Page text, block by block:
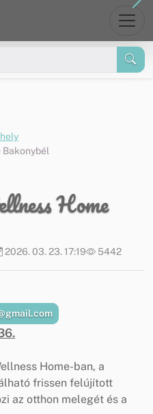
Bakonybél
Home
2026. 03. 23. 17:19 5442
Home-ban, a
frissen felújított
az otthon melegét és a